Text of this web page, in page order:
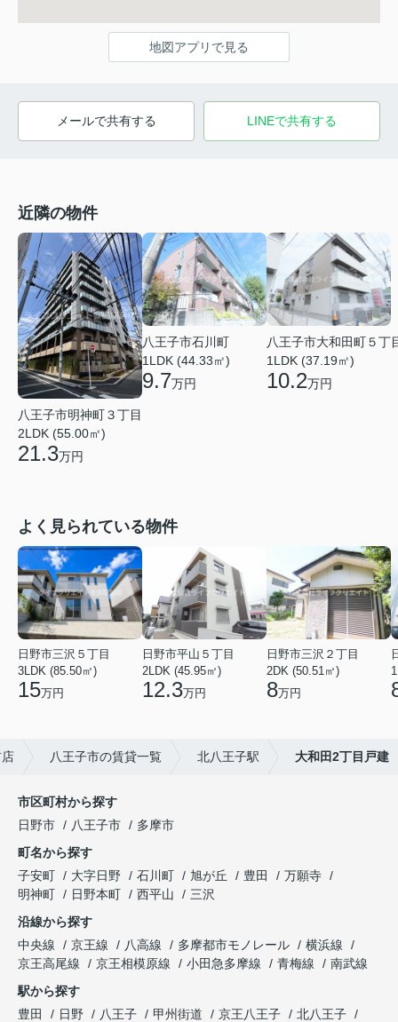
地図アプリで見る
メールで共有する LINEで共有する
近隣の物件
八王子市明神町３丁目
2LDK (55.00㎡)
21.3万円
八王子市石川町
1LDK (44.33㎡)
9.7万円
八王子市大和田町５丁
1LDK (37.19㎡)
10.2万円
よく見られている物件
日野市三沢５丁目
3LDK (85.50㎡)
15万円
日野市平山５丁目
2LDK (45.95㎡)
12.3万円
日野市三沢２丁目
2DK (50.51㎡)
8万円
八王子市の賃貸一覧 北八王子駅 大和田2丁目戸建
市区町村から探す
日野市
八王子市
多摩市
町名から探す
子安町
大字日野 石川町 旭が丘 豊田
万願寺
明神町
日野本町 西平山
三沢
沿線から探す
中央線
京王線 八高線 多摩都市モノレール
横浜線
京王高尾線
京王相模原線 小田急多摩線 青梅線
南武線
駅から探す
豊田
日野 八王子 甲州街道 京王八王子
北八王子